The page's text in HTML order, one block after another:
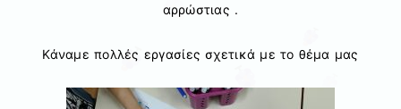
αρρώστιας .
Κάναμε πολλές εργασίες σχετικά με το θέμα μας